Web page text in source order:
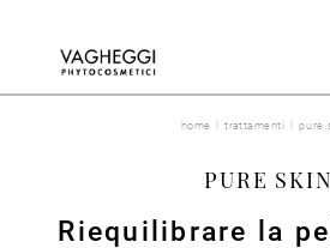
home trattamenti pure
PURE SKIN
Riequilibrare la